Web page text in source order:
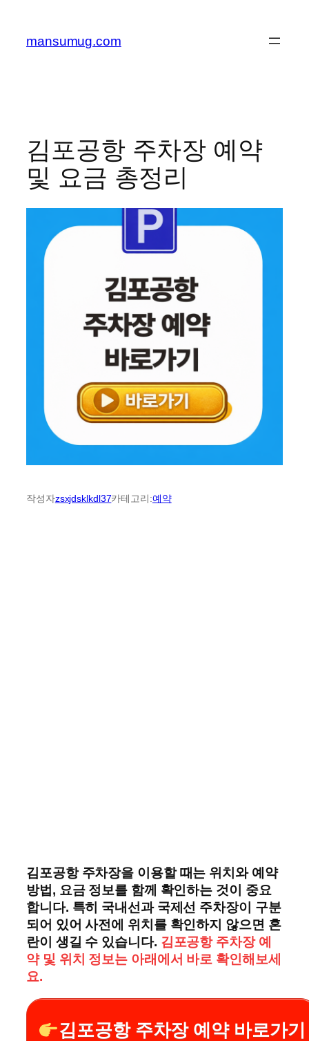
mansumug.com
김포공항 주차장 예약
및 요금 총정리
작성자zsxjdsklkdl37카테고리:예약
김포공항 주차장을 이용할 때는 위치와 예약
방법, 요금 정보를 함께 확인하는 것이 중요
합니다. 특히 국내선과 국제선 주차장이 구분
되어 있어 사전에 위치를 확인하지 않으면 혼
란이 생길 수 있습니다. 김포공항 주차장 예
약 및 위치 정보는 아래에서 바로 확인해보세
요.
김포공항 주차장 예약 바로가기